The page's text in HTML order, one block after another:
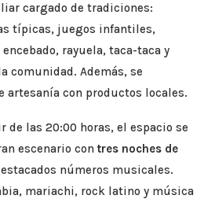
cargado de tradiciones:
típicas, juegos infantiles,
rayuela, taca-taca y
comunidad. Además, se
artesanía con productos locales.
de las 20:00 horas, el espacio se
escenario con tres noches de
números musicales.
mariachi, rock latino y música